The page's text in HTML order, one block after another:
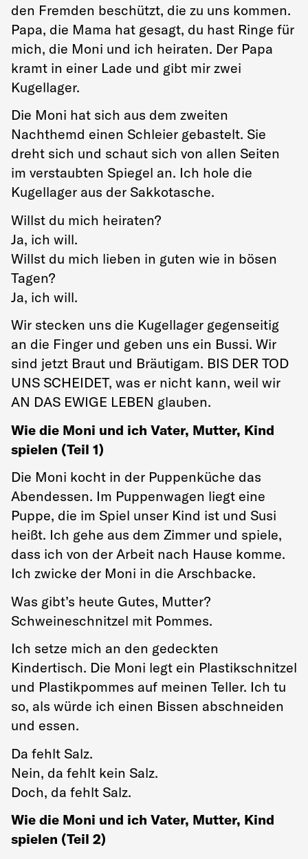
den Fremden beschützt, die zu uns kommen.
Papa, die Mama hat gesagt, du hast Ringe für
mich, die Moni und ich heiraten. Der Papa
kramt in einer Lade und gibt mir zwei
Kugellager.
Die Moni hat sich aus dem zweiten
Nachthemd einen Schleier gebastelt. Sie
dreht sich und schaut sich von allen Seiten
im verstaubten Spiegel an. Ich hole die
Kugellager aus der Sakkotasche.
Willst du mich heiraten?
Ja, ich will.
Willst du mich lieben in guten wie in bösen
Tagen?
Ja, ich will.
Wir stecken uns die Kugellager gegenseitig
an die Finger und geben uns ein Bussi. Wir
sind jetzt Braut und Bräutigam. BIS DER TOD
UNS SCHEIDET, was er nicht kann, weil wir
AN DAS EWIGE LEBEN glauben.
Wie die Moni und ich Vater, Mutter, Kind
spielen (Teil 1)
Die Moni kocht in der Puppenküche das
Abendessen. Im Puppenwagen liegt eine
Puppe, die im Spiel unser Kind ist und Susi
heißt. Ich gehe aus dem Zimmer und spiele,
dass ich von der Arbeit nach Hause komme.
Ich zwicke der Moni in die Arschbacke.
Was gibt’s heute Gutes, Mutter?
Schweineschnitzel mit Pommes.
Ich setze mich an den gedeckten
Kindertisch. Die Moni legt ein Plastikschnitzel
und Plastikpommes auf meinen Teller. Ich tu
so, als würde ich einen Bissen abschneiden
und essen.
Da fehlt Salz.
Nein, da fehlt kein Salz.
Doch, da fehlt Salz.
Wie die Moni und ich Vater, Mutter, Kind
spielen (Teil 2)